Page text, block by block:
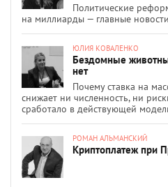
Политические
на миллиарды — главные
ЮЛИЯ КОВАЛЕНКО
Бездомные
нет
Почему ставка на
снижает ни численность, ни
сработало в действующей
РОМАН АЛЬМАНСКИЙ
Криптоплатеж при